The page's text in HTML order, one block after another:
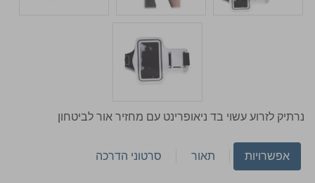
נרתיק לזרוע עשוי בד ניאופרינט עם מחזיר אור לביטחון
אפשרויות תאור סרטוני הדרכה